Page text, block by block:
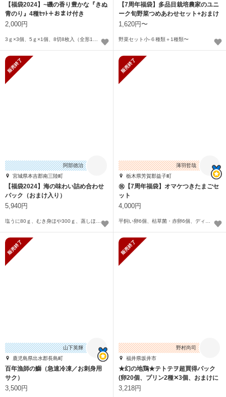
【福袋2024】~磯の香り豊かな『きぬ
青のり』4種ｾｯﾄ＋おまけ付き
2,000円
【7周年福袋】多品目栽培農家のユニ
ーク旬野菜つめあわせセット+おまけ
付き
1,620円〜
野菜セット小-６種類＋1種類〜
阿部徳治
宮城県本吉郡南三陸町
【福袋2024】海の味わい詰め合わせ
パック（おまけ入り）
5,940円
薄羽哲哉
栃木県芳賀郡益子町
㊗【7周年福袋】オマケつきたまごセ
ット
4,000円
山下英輝
鹿児島県出水郡長島町
百年漁師の鰤（急速冷凍／お刺身用
サク）
3,500円
野村尚司
福井県坂井市
★幻の地鶏★テトテヲ超買得パック
(卵20個、プリン2種✕3個、おまけに
マヨ！)
3,218円